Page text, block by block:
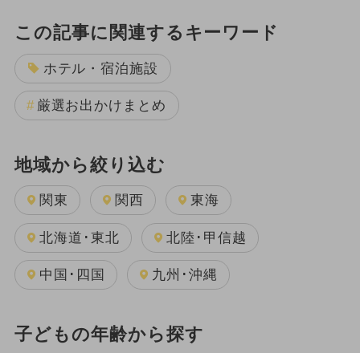
この記事に関連するキーワード
ホテル・宿泊施設
厳選お出かけまとめ
地域から絞り込む
関東 関西 東海
北海道･東北 北陸･甲信越
中国･四国 九州･沖縄
子どもの年齢から探す